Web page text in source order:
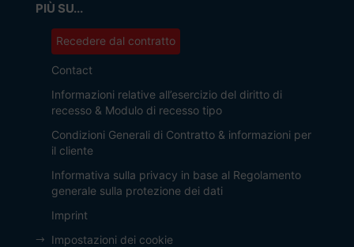
PIÙ SU...
Recedere dal contratto
Contact
Informazioni relative all’esercizio del diritto di
recesso & Modulo di recesso tipo
Condizioni Generali di Contratto & informazioni per
il cliente
Informativa sulla privacy in base al Regolamento
generale sulla protezione dei dati
Imprint
Impostazioni dei cookie